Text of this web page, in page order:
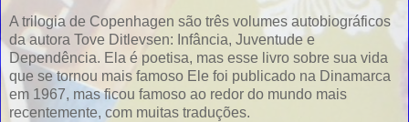
A trilogia de Copenhagen são três volumes autobiográficos
da autora Tove Ditlevsen: Infância, Juventude e
Dependência. Ela é poetisa, mas esse livro sobre sua vida
que se tornou mais famoso Ele foi publicado na Dinamarca
em 1967, mas ficou famoso ao redor do mundo mais
recentemente, com muitas traduções.